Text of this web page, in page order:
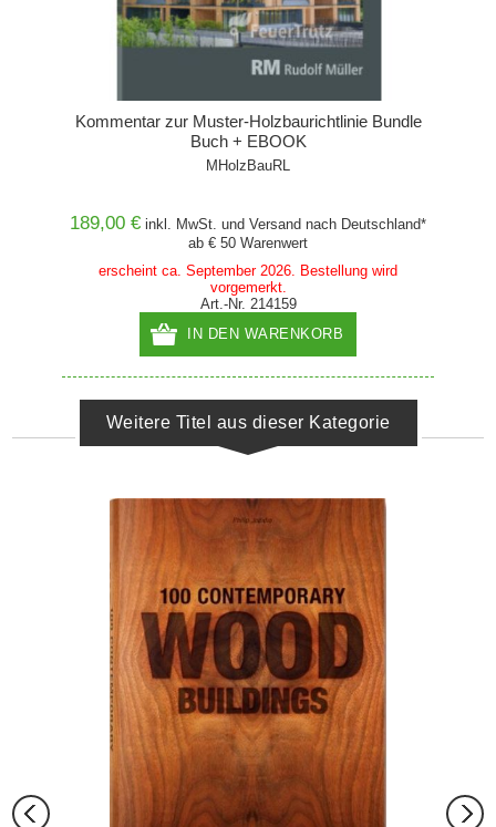
Kommentar zur Muster-Holzbaurichtlinie Bundle
Buch + EBOOK
MHolzBauRL
189,00 € inkl. MwSt. undVersand nach Deutschland*
ab € 50 Warenwert
erscheint ca. September 2026. Bestellung wird
vorgemerkt.
Art.-Nr. 214159
IN DEN WARENKORB
Weitere Titel aus dieser Kategorie